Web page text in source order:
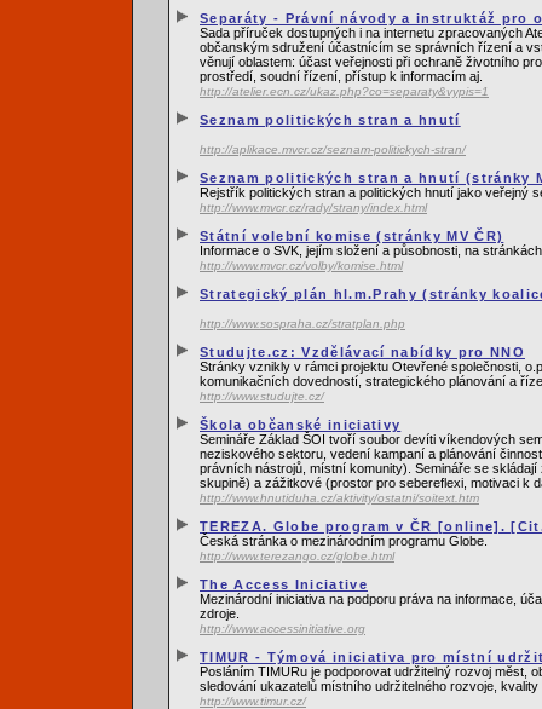
Separáty - Právní návody a instruktáž pro
Sada příruček dostupných i na internetu zpracovaných
občanským sdružení účastnícím se správních řízení a
věnují oblastem: účast veřejnosti při ochraně životního
prostředí, soudní řízení, přístup k informacím aj.
http://atelier.ecn.cz/ukaz.php?co=separaty&vypis=1
Seznam politických stran a hnutí
http://aplikace.mvcr.cz/seznam-politickych-stran/
Seznam politických stran a hnutí (stránky
Rejstřík politických stran a politických hnutí jako veřejný
http://www.mvcr.cz/rady/strany/index.html
Státní volební komise (stránky MV ČR)
Informace o SVK, jejím složení a působnosti, na
http://www.mvcr.cz/volby/komise.html
Strategický plán hl.m.Prahy (stránky
http://www.sospraha.cz/stratplan.php
Studujte.cz: Vzdělávací nabídky pro NNO
Stránky vznikly v rámci projektu Otevřené společnosti,
komunikačních dovedností, strategického plánování a
http://www.studujte.cz/
Škola občanské iniciativy
Semináře Základ ŠOI tvoří soubor devíti víkendových
neziskového sektoru, vedení kampaní a plánování
právních nástrojů, místní komunity). Semináře se
skupině) a zážitkové (prostor pro sebereflexi, motivaci k
http://www.hnutiduha.cz/aktivity/ostatni/soitext.htm
TEREZA. Globe program v ČR [online].
Česká stránka o mezinárodním programu Globe.
http://www.terezango.cz/globe.html
The Access Iniciative
Mezinárodní iniciativa na podporu práva na informace,
zdroje.
http://www.accessinitiative.org
TIMUR - Týmová iniciativa pro místní
Posláním TIMURu je podporovat udržitelný rozvoj měst,
sledování ukazatelů místního udržitelného rozvoje,
http://www.timur.cz/